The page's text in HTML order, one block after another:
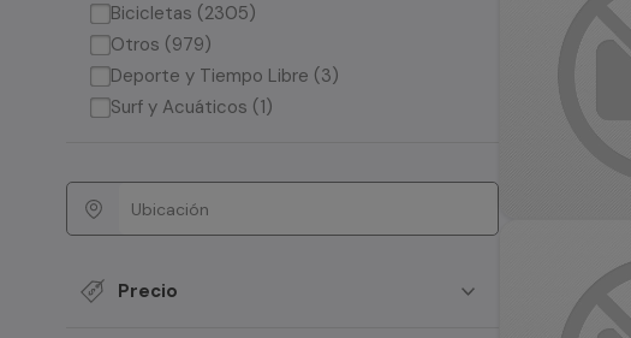
Bicicletas (2305)
Otros (979)
Deporte y Tiempo Libre (3)
Surf y Acuáticos (1)
Precio